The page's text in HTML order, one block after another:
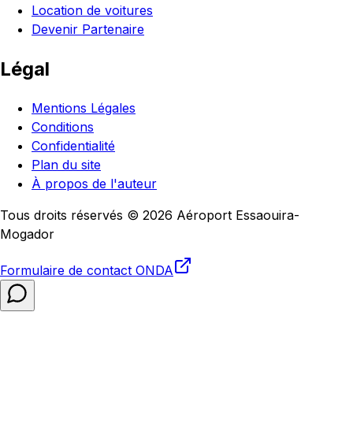
Location de voitures
Devenir Partenaire
Légal
Mentions Légales
Conditions
Confidentialité
Plan du site
À propos de l'auteur
Tous droits réservés © 2026 Aéroport Essaouira-
Mogador
Formulaire de contact ONDA